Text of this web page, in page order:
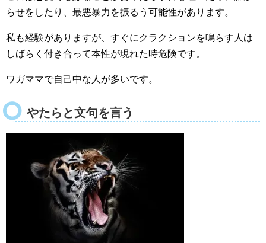
らせをしたり、最悪暴力を振るう可能性があります。
私も経験がありますが、すぐにクラクションを鳴らす人は
しばらく付き合って本性が現れた時危険です。
ワガママで自己中な人が多いです。
やたらと文句を言う